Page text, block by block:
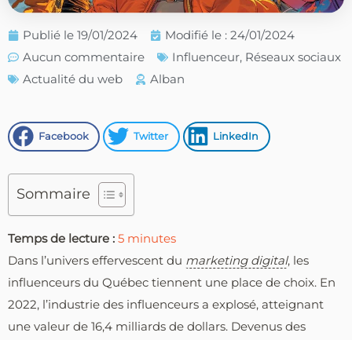
Publié le 19/01/2024
Modifié le : 24/01/2024
Aucun commentaire
Influenceur, Réseaux sociaux
Actualité du web
Alban
Facebook Twitter LinkedIn
Sommaire
Temps de lecture : 5 minutes
Dans l’univers effervescent du marketing digital, les
influenceurs du Québec tiennent une place de choix. En
2022, l’industrie des influenceurs a explosé, atteignant
une valeur de 16,4 milliards de dollars. Devenus des